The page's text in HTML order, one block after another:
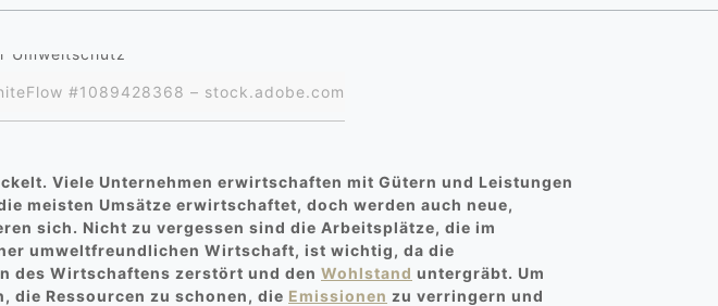
#1089428368 – stock.adobe.com
Viele Unternehmen erwirtschaften mit Gütern und Leistungen
meisten Umsätze erwirtschaftet, doch werden auch neue,
sich. Nicht zu vergessen sind die Arbeitsplätze, die im
umweltfreundlichen Wirtschaft, ist wichtig, da die
des Wirtschaftens zerstört und denWohlstand untergräbt. Um
die Ressourcen zu schonen, die Emissionen zu verringern und